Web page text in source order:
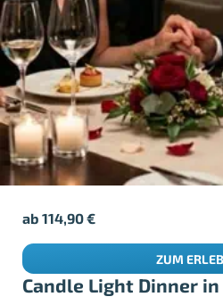
Candle Light Dinner
ab114,90€
ZUM